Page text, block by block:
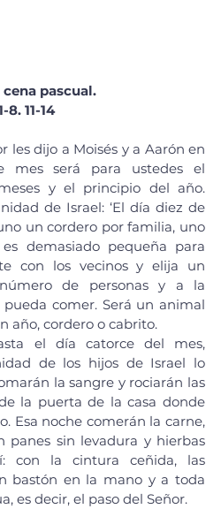
pascual.
11-14
les dijo a Moisés y a Aarón en
mes será para ustedes el
y el principio del año.
de Israel: ‘El día diez de
un cordero por familia, uno
demasiado pequeña para
con los vecinos y elija un
de personas y a la
comer. Será un animal
año, cordero o cabrito.
de los hijos de Israel lo
la sangre y rociarán las
la puerta de la casa donde
Esa noche comerán la carne,
panes sin levadura y hierbas
con la cintura ceñida, las
bastón en la mano y a toda
es decir, el paso del Señor.